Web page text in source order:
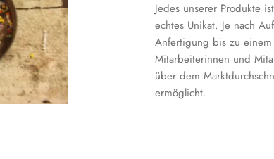
Jedes unserer Produkte
echtes Unikat. Je nach
Anfertigung bis zu
Mitarbeiterinnen und
über dem
ermöglicht.